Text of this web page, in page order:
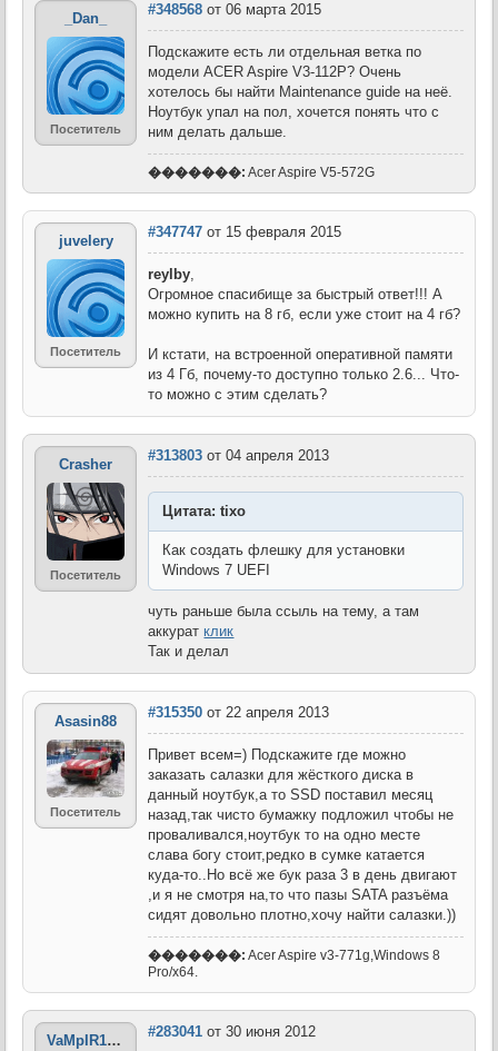
_Dan_
Посетитель
#348568 от 06 марта 2015
Подскажите есть ли отдельная ветка по
модели ACER Aspire V3-112P? Очень
хотелось бы найти Maintenance guide на неё.
Ноутбук упал на пол, хочется понять что с
ним делать дальше.
�������: Acer Aspire V5-572G
juvelery
Посетитель
#347747 от 15 февраля 2015
reylby,
Огромное спасибище за быстрый ответ!!! А
можно купить на 8 гб, если уже стоит на 4 гб?
И кстати, на встроенной оперативной памяти
из 4 Гб, почему-то доступно только 2.6... Что-
то можно с этим сделать?
Crasher
Посетитель
#313803 от 04 апреля 2013
Цитата: tixo
Как создать флешку для установки
Windows 7 UEFI
чуть раньше была ссыль на тему, а там
аккуратклик
Так и делал
Asasin88
Посетитель
#315350 от 22 апреля 2013
Привет всем=) Подскажите где можно
заказать салазки для жёсткого диска в
данный ноутбук,а то SSD поставил месяц
назад,так чисто бумажку подложил чтобы не
проваливался,ноутбук то на одно месте
слава богу стоит,редко в сумке катается
куда-то..Но всё же бук раза 3 в день двигают
,и я не смотря на,то что пазы SATA разъёма
сидят довольно плотно,хочу найти салазки.))
�������: Acer Aspire v3-771g,Windows 8
Pro/x64.
VaMpIR1337
#283041 от 30 июня 2012